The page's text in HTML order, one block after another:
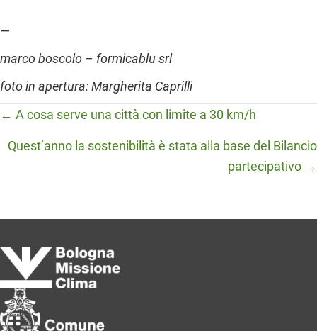
—
marco boscolo – formicablu srl
foto in apertura: Margherita Caprilli
Posts
navigation
← A cosa serve una città con limite a 30 km/h
Quest’anno la sostenibilità è stata alla base del Bilancio
partecipativo →